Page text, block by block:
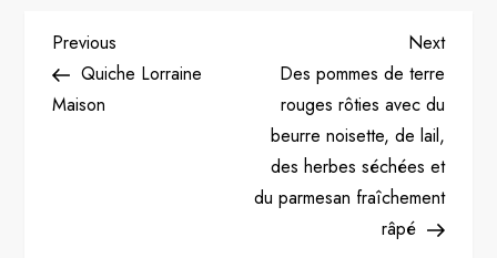
P
o
Previous
Post
Previous
Quiche Lorraine
Maison
Next
Post
Next
Des pommes de terre
rouges rôties avec du
beurre noisette, de lail,
des herbes séchées et
du parmesan fraîchement
râpé